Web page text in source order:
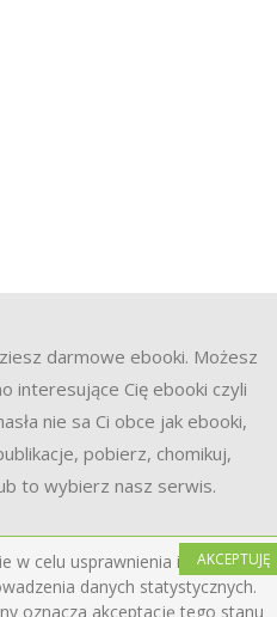
w celu usprawnienia i ułatwienia
danych statystycznych.
oznacza akceptację tego stanu
AKCEPTUJĘ
darmowe ebooki. Możesz
interesujące Cię ebooki czyli
nie sa Ci obce jak ebooki,
pobierz, chomikuj,
to wybierz nasz serwis.